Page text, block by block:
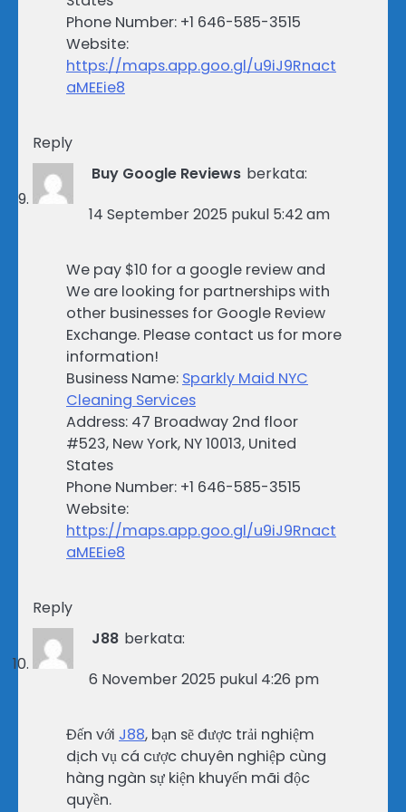
Phone Number: +1 646-585-3515
Website:
https://maps.app.goo.gl/u9iJ9Rnact
aMEEie8
Reply
Buy Google Reviews berkata:
14 September 2025 pukul 5:42 am
We pay $10 for a google review and
We are looking for partnerships with
other businesses for Google Review
Exchange. Please contact us for more
information!
Business Name: Sparkly Maid NYC
Cleaning Services
Address: 47 Broadway 2nd floor
#523, New York, NY 10013, United
States
Phone Number: +1 646-585-3515
Website:
https://maps.app.goo.gl/u9iJ9Rnact
aMEEie8
Reply
J88 berkata:
6 November 2025 pukul 4:26 pm
Đến với J88, bạn sẽ được trải nghiệm
dịch vụ cá cược chuyên nghiệp cùng
hàng ngàn sự kiện khuyến mãi độc
quyền.